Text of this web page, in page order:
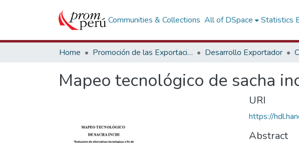
Communities & Collections All of DSpace Statistics
Home Promoción de las Exportaciones Desarrollo Exportador
Mapeo tecnológico de sacha
URI
https://
Abstract